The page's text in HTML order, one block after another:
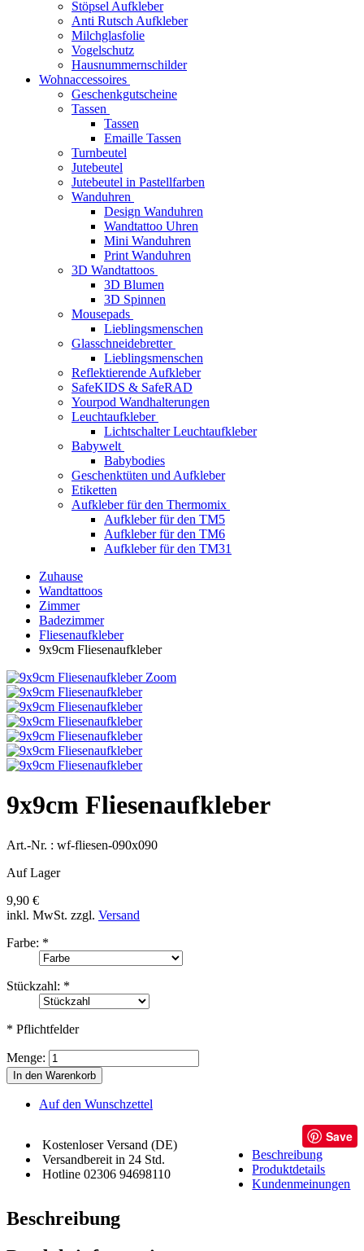
Stöpsel Aufkleber
Anti Rutsch Aufkleber
Milchglasfolie
Vogelschutz
Hausnummernschilder
Wohnaccessoires
Geschenkgutscheine
Tassen
Tassen
Emaille Tassen
Turnbeutel
Jutebeutel
Jutebeutel in Pastellfarben
Wanduhren
Design Wanduhren
Wandtattoo Uhren
Mini Wanduhren
Print Wanduhren
3D Wandtattoos
3D Blumen
3D Spinnen
Mousepads
Lieblingsmenschen
Glasschneidebretter
Lieblingsmenschen
Reflektierende Aufkleber
SafeKIDS & SafeRAD
Yourpod Wandhalterungen
Leuchtaufkleber
Lichtschalter Leuchtaufkleber
Babywelt
Babybodies
Geschenktüten und Aufkleber
Etiketten
Aufkleber für den Thermomix
Aufkleber für den TM5
Aufkleber für den TM6
Aufkleber für den TM31
Zuhause
Wandtattoos
Zimmer
Badezimmer
Fliesenaufkleber
9x9cm Fliesenaufkleber
Zoom
9x9cm Fliesenaufkleber
Art.-Nr. : wf-fliesen-090x090
Auf Lager
9,90 €
inkl. MwSt. zzgl. Versand
Farbe: *
Stückzahl: *
* Pflichtfelder
Menge:
In den Warenkorb
Auf den Wunschzettel
Kostenloser Versand (DE)
Versandbereit in 24 Std.
Hotline 02306 94698110
Save
Beschreibung
Produktdetails
Kundenmeinungen
Beschreibung